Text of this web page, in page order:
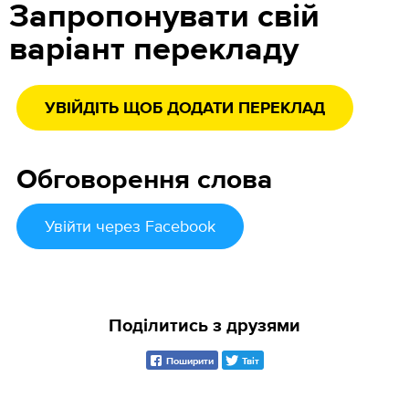
Запропонувати свій
варіант перекладу
УВІЙДІТЬ ЩОБ ДОДАТИ ПЕРЕКЛАД
Обговорення слова
Увійти через Facebook
Поділитись з друзями
Поширити Твіт